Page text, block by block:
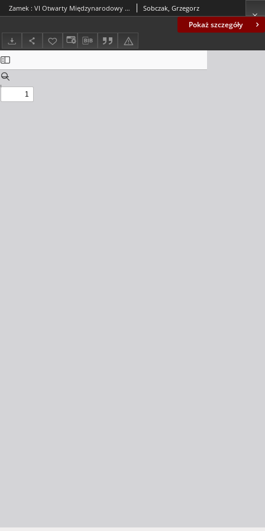
Pokaż szczegóły
Zamek : VI Otwarty Międzynarodowy Konkurs na Rysunek Satyryczny / Grzegorz Sobczak Sobczak, Grzegorz